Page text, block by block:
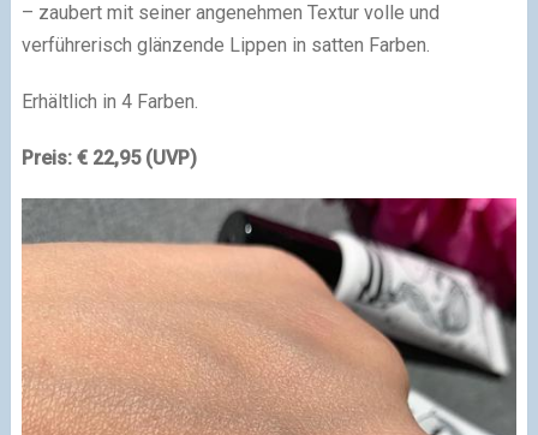
– zaubert mit seiner angenehmen Textur volle und
verführerisch glänzende Lippen in satten Farben.
Erhältlich in 4 Farben.
Preis: € 22,95 (UVP)